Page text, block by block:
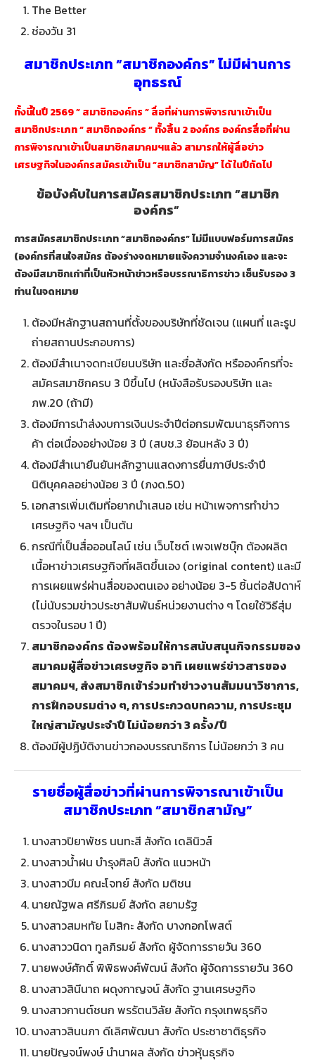
The Better
ช่องวัน 31
สมาชิกประเภท “สมาชิกองค์กร” ไม่มีผ่านการ
อุทธรณ์
ทั้งนี้ในปี 2569 ” สมาชิกองค์กร ” สื่อที่ผ่านการพิจารณาเข้าเป็น
สมาชิกประเภท “ สมาชิกองค์กร ” ทั้งสิ้น 2 องค์กร องค์กรสื่อที่ผ่าน
การพิจารณาเข้าเป็นสมาชิกสมาคมฯแล้ว สามารถให้ผู้สื่อข่าว
เศรษฐกิจในองค์กรสมัครเข้าเป็น “สมาชิกสามัญ” ได้ ในปีถัดไป
ข้อบังคับในการสมัครสมาชิกประเภท “สมาชิก
องค์กร”
การสมัครสมาชิกประเภท “สมาชิกองค์กร” ไม่มีแบบฟอร์มการสมัคร
(องค์กรที่สนใจสมัคร ต้องร่างจดหมายแจ้งความจำนงค์เอง และจะ
ต้องมีสมาชิกเก่าที่เป็นหัวหน้าข่าวหรือบรรณาธิการข่าว เซ็นรับรอง 3
ท่าน ในจดหมาย
ต้องมีหลักฐานสถานที่ตั้งของบริษัทที่ชัดเจน (แผนที่ และรูป
ถ่ายสถานประกอบการ)
ต้องมีสำเนาจดทะเบียนบริษัท และชื่อสังกัด หรือองค์กรที่จะ
สมัครสมาชิกครบ 3 ปีขึ้นไป (หนังสือรับรองบริษัท และ
ภพ.20 (ถ้ามี)
ต้องมีการนำส่งงบการเงินประจำปีต่อกรมพัฒนาธุรกิจการ
ค้า ต่อเนื่องอย่างน้อย 3 ปี (สบช.3 ย้อนหลัง 3 ปี)
ต้องมีสำเนายืนยันหลักฐานแสดงการยื่นภาษีประจำปี
นิติบุคคลอย่างน้อย 3 ปี (ภงด.50)
เอกสารเพิ่มเติมที่อยากนำเสนอ เช่น หน้าเพจการทำข่าว
เศรษฐกิจ ฯลฯ เป็นต้น
กรณีที่เป็นสื่อออนไลน์ เช่น เว็บไซต์ เพจเฟซบุ๊ก ต้องผลิต
เนื้อหาข่าวเศรษฐกิจที่ผลิตขึ้นเอง (original content) และมี
การเผยแพร่ผ่านสื่อของตนเอง อย่างน้อย 3-5 ชิ้นต่อสัปดาห์
(ไม่นับรวมข่าวประชาสัมพันธ์หน่วยงานต่าง ๆ โดยใช้วิธีสุ่ม
ตรวจในรอบ 1 ปี)
สมาชิกองค์กร ต้องพร้อมให้การสนับสนุนกิจกรรมของ
สมาคมผู้สื่อข่าวเศรษฐกิจ อาทิ เผยแพร่ข่าวสารของ
สมาคมฯ, ส่งสมาชิกเข้าร่วมทำข่าวงานสัมมนาวิชาการ,
การฝึกอบรมต่าง ๆ, การประกวดบทความ, การประชุม
ใหญ่สามัญประจำปี ไม่น้อยกว่า 3 ครั้ง/ปี
ต้องมีผู้ปฏิบัติงานข่าวกองบรรณาธิการ ไม่น้อยกว่า 3 คน
รายชื่อผู้สื่อข่าวที่ผ่านการพิจารณาเข้าเป็น
สมาชิกประเภท “สมาชิกสามัญ”
นางสาวปิยาพัชร นนทะสี สังกัด เดลินิวส์
นางสาวน้ำฝน บำรุงศิลป์ สังกัด แนวหน้า
นางสาวบีม คณะโจทย์ สังกัด มติชน
นายณัฐพล ศรีภิรมย์ สังกัด สยามรัฐ
นางสาวสมหทัย โมสิกะ สังกัด บางกอกโพสต์
นางสาววนิดา ทูลภิรมย์ สังกัด ผู้จัดการรายวัน 360
นายพงษ์ศักดิ์ พิพิธพงศ์พัฒน์ สังกัด ผู้จัดการรายวัน 360
นางสาวสินีนาถ ผดุงกาญจน์ สังกัด ฐานเศรษฐกิจ
นางสาวกานต์ชนก พรรัตนวิลัย สังกัด กรุงเทพธุรกิจ
นางสาวสินนภา ดีเลิศพัฒนา สังกัด ประชาชาติธุรกิจ
นายปัญจน์พงษ์ นำนาผล สังกัด ข่าวหุ้นธุรกิจ